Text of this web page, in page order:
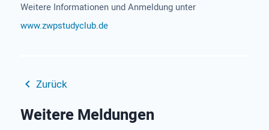
Weitere Informationen und Anmeldung unter
www.zwpstudyclub.de
Zurück
Weitere Meldungen